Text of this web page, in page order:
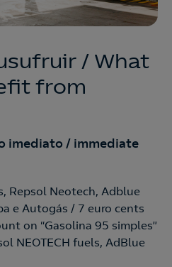
/ What
from
imediato / immediate
Repsol Neotech, Adblue
e Autogás / 7 euro cents
on “Gasolina 95 simples”
NEOTECH fuels, AdBlue